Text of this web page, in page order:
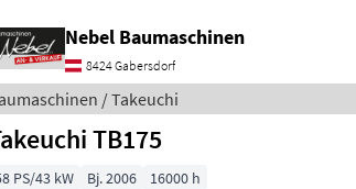
Nebel Baumaschinen
8424 Gabersdorf
/ Takeuchi
TB175
PS/43 kW Bj. 2006 16000 h